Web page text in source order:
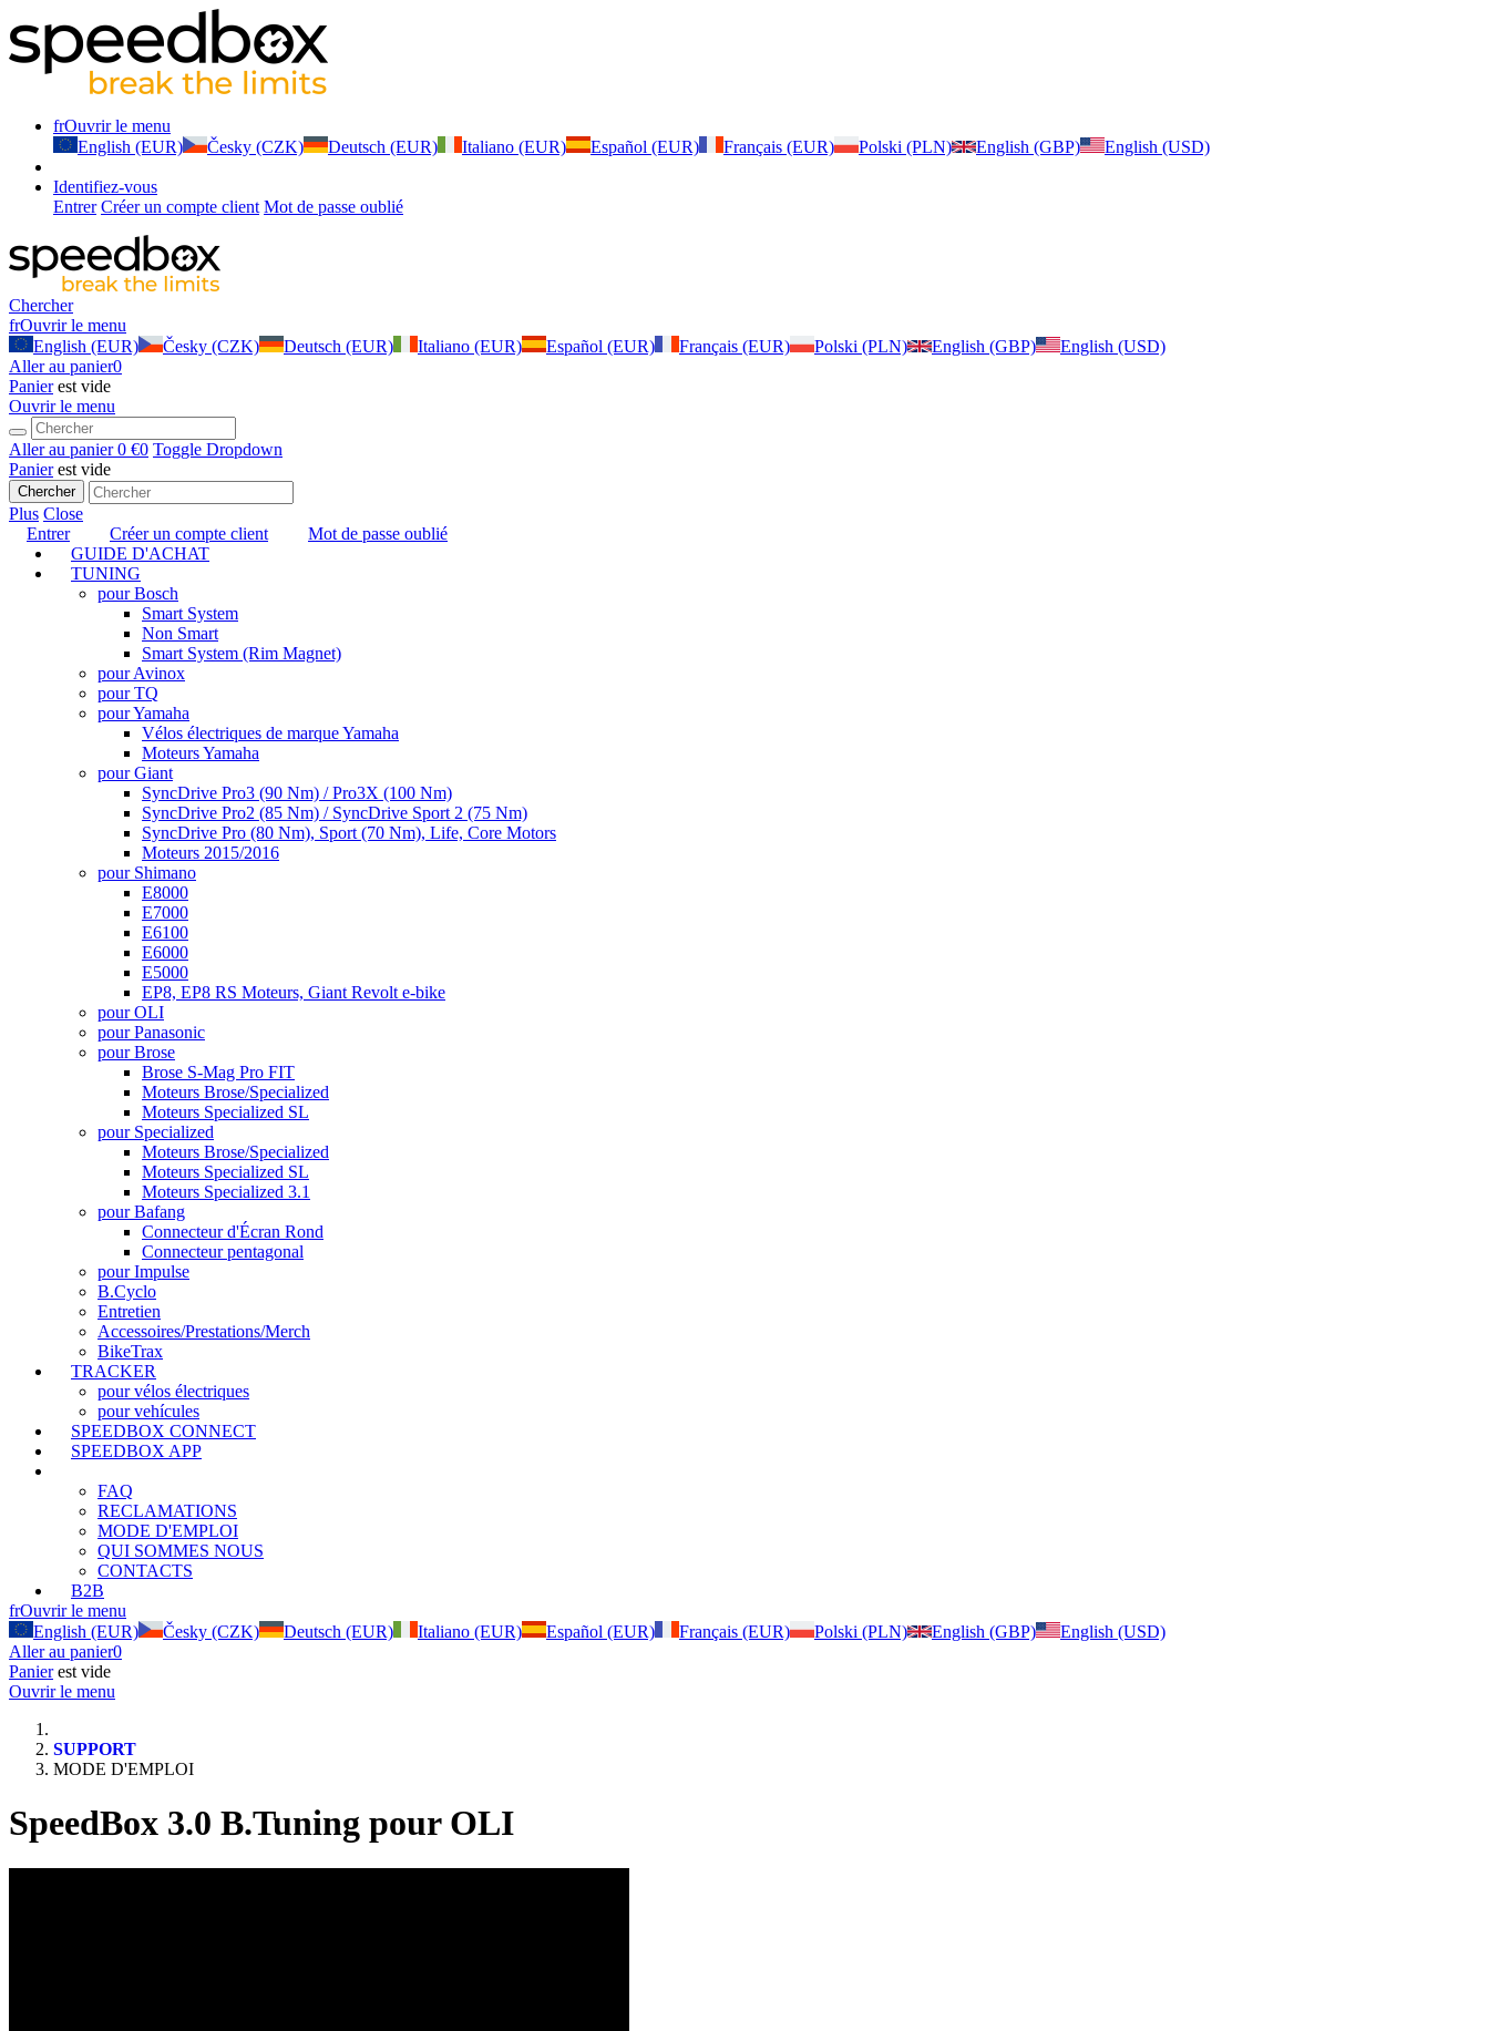
frOuvrir le menu
English (EUR)
Česky (CZK) Deutsch (EUR) Italiano (EUR) Español (EUR) Français (EUR) Polski (PLN) English (GBP) English (USD)
Identifiez-vous
Entrer Créer un compte client Mot de passe oublié
Chercher
frOuvrir le menu
English (EUR)
Česky (CZK) Deutsch (EUR) Italiano (EUR) Español (EUR) Français (EUR) Polski (PLN) English (GBP)
English (USD)
Aller au panier0
Panierest vide
Ouvrir le menu
Aller au panier0 €0 Toggle Dropdown
Panierest vide
Chercher
Plus Close
Entrer
Créer un compte client
Mot de passe oublié
GUIDE D'ACHAT
TUNING
pour Bosch
Smart System
Non Smart
Smart System (Rim Magnet)
pour Avinox
pour TQ
pour Yamaha
Vélos électriques de marque Yamaha
Moteurs Yamaha
pour Giant
SyncDrive Pro3 (90 Nm) / Pro3X (100 Nm)
SyncDrive Pro2 (85 Nm) / SyncDrive Sport 2 (75 Nm)
SyncDrive Pro (80 Nm), Sport (70 Nm), Life, Core Motors
Moteurs 2015/2016
pour Shimano
E8000
E7000
E6100
E6000
E5000
EP8, EP8 RS Moteurs, Giant Revolt e-bike
pour OLI
pour Panasonic
pour Brose
Brose S-Mag Pro FIT
Moteurs Brose/Specialized
Moteurs Specialized SL
pour Specialized
Moteurs Brose/Specialized
Moteurs Specialized SL
Moteurs Specialized 3.1
pour Bafang
Connecteur d'Écran Rond
Connecteur pentagonal
pour Impulse
B.Cyclo
Entretien
Accessoires/Prestations/Merch
BikeTrax
TRACKER
pour vélos électriques
pour vehícules
SPEEDBOX CONNECT
SPEEDBOX APP
FAQ
RECLAMATIONS
MODE D'EMPLOI
QUI SOMMES NOUS
CONTACTS
B2B
frOuvrir le menu
English (EUR)
Česky (CZK) Deutsch (EUR) Italiano (EUR) Español (EUR) Français (EUR) Polski (PLN) English (GBP)
English (USD)
Aller au panier0
Panierest vide
Ouvrir le menu
SUPPORT
MODE D'EMPLOI
SpeedBox 3.0 B.Tuning pour OLI